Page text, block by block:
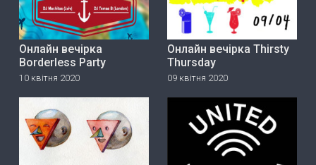
Онлайн вечірка
Borderless Party
10 квітня 2020
Онлайн вечірка Thirsty
Thursday
09 квітня 2020